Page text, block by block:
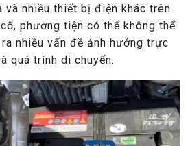
và nhiều thiết bị điện khác trên
phương tiện có thể không thể
nhiều vấn đề ảnh hưởng trực
quá trình di chuyển.